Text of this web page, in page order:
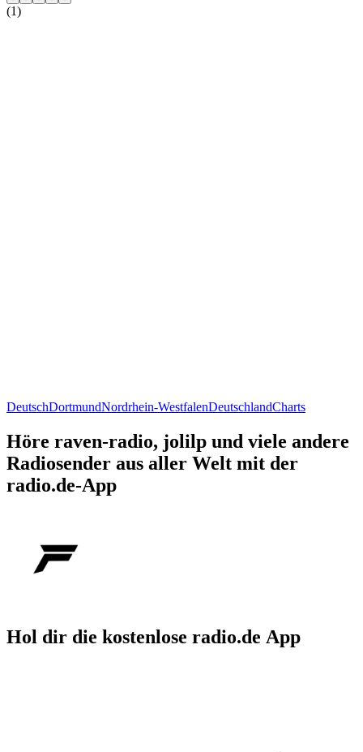
(1)
DeutschDortmundNordrhein-WestfalenDeutschlandCharts
Höre raven-radio, jolilp und viele andere
Radiosender aus aller Welt mit der
radio.de-App
Hol dir die kostenlose radio.de App